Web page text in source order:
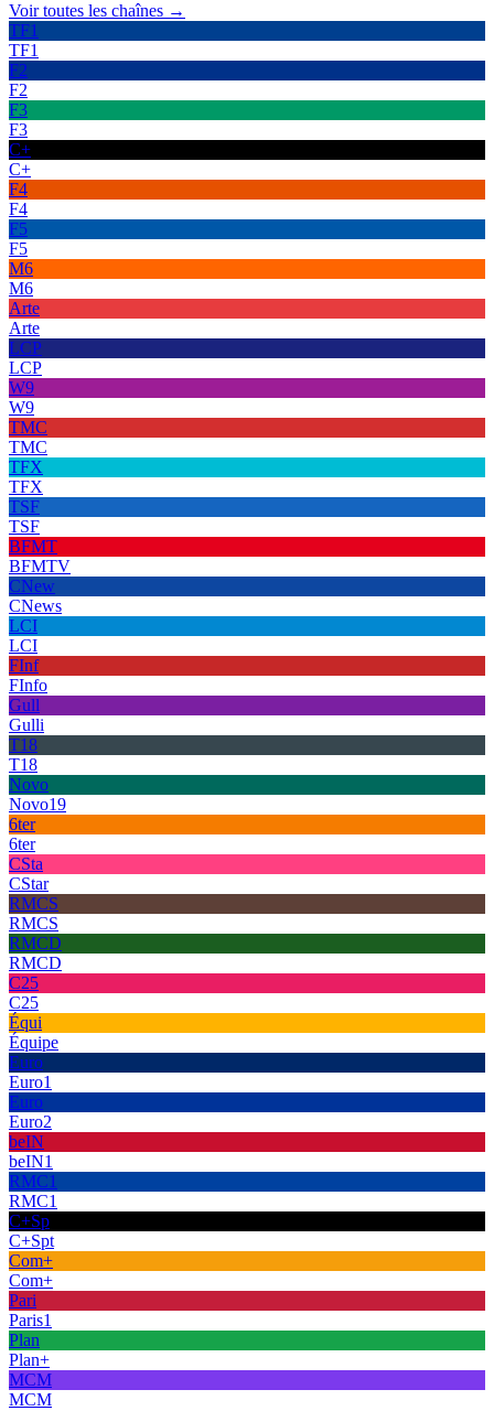
Voir toutes les chaînes →
TF1
TF1
F2
F2
F3
F3
C+
C+
F4
F4
F5
F5
M6
M6
Arte
Arte
LCP
LCP
W9
W9
TMC
TMC
TFX
TFX
TSF
TSF
BFMT
BFMTV
CNew
CNews
LCI
LCI
FInf
FInfo
Gull
Gulli
T18
T18
Novo
Novo19
6ter
6ter
CSta
CStar
RMCS
RMCS
RMCD
RMCD
C25
C25
Équi
Équipe
Euro
Euro1
Euro
Euro2
beIN
beIN1
RMC1
RMC1
C+Sp
C+Spt
Com+
Com+
Pari
Paris1
Plan
Plan+
MCM
MCM